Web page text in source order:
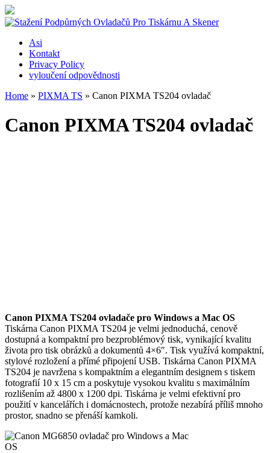
Asi
Kontakt
Privacy Policy
vyloučení odpovědnosti
Home » PIXMA TS » Canon PIXMA TS204 ovladač
Canon PIXMA TS204 ovladač
Canon PIXMA TS204 ovladače pro Windows a Mac OS
Tiskárna Canon PIXMA TS204 je velmi jednoduchá, cenově
dostupná a kompaktní pro bezproblémový tisk, vynikající kvalitu
života pro tisk obrázků a dokumentů 4×6″. Tisk využívá kompaktní,
stylové rozložení a přímé připojení USB. Tiskárna Canon PIXMA
TS204 je navržena s kompaktním a elegantním designem s tiskem
fotografií 10 x 15 cm a poskytuje vysokou kvalitu s maximálním
rozlišením až 4800 x 1200 dpi. Tiskárna je velmi efektivní pro
použití v kancelářích i domácnostech, protože nezabírá příliš mnoho
prostor, snadno se přenáší kamkoli.